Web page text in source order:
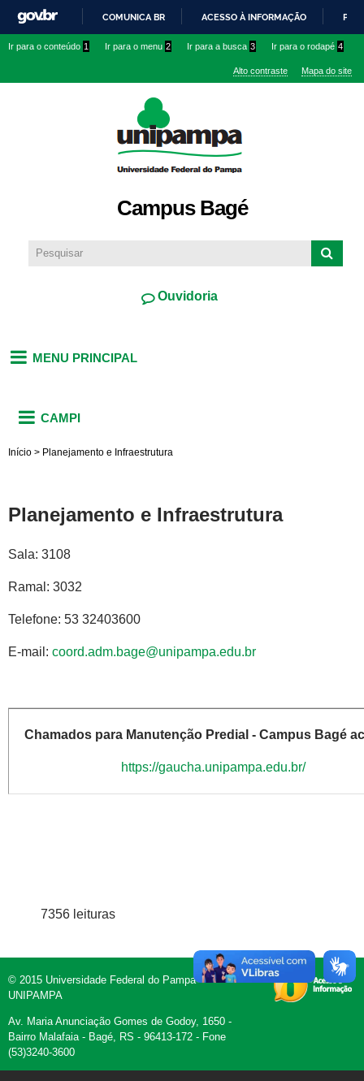
conteúdo
IR
O
COMUNICA BR ACESSO À INFORMAÇÃO
Ir para o conteúdo 1 Ir para o menu 2 Ir para a busca 3 Ir para o rodapé 4
Alto contraste Mapa do site
Campus Bagé
Ouvidoria
MENU PRINCIPAL
CAMPI
Início > Planejamento e Infraestrutura
Planejamento e Infraestrutura
Sala: 3108
Ramal: 3032
Telefone: 53 32403600
E-mail: coord.adm.bage@unipampa.edu.br
Chamados para Manutenção Predial - Campus Bagé
https://gaucha.unipampa.edu.br/
7356 leituras
© 2015 Universidade Federal do Pampa -
UNIPAMPA
Av. Maria Anunciação Gomes de Godoy, 1650 -
Bairro Malafaia - Bagé, RS - 96413-172 - Fone
(53)3240-3600